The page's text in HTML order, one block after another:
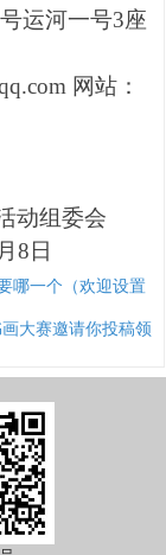
号运河一号3座
网站：
动组委会
月8日
哪一个（欢迎设置
大赛邀请你投稿领